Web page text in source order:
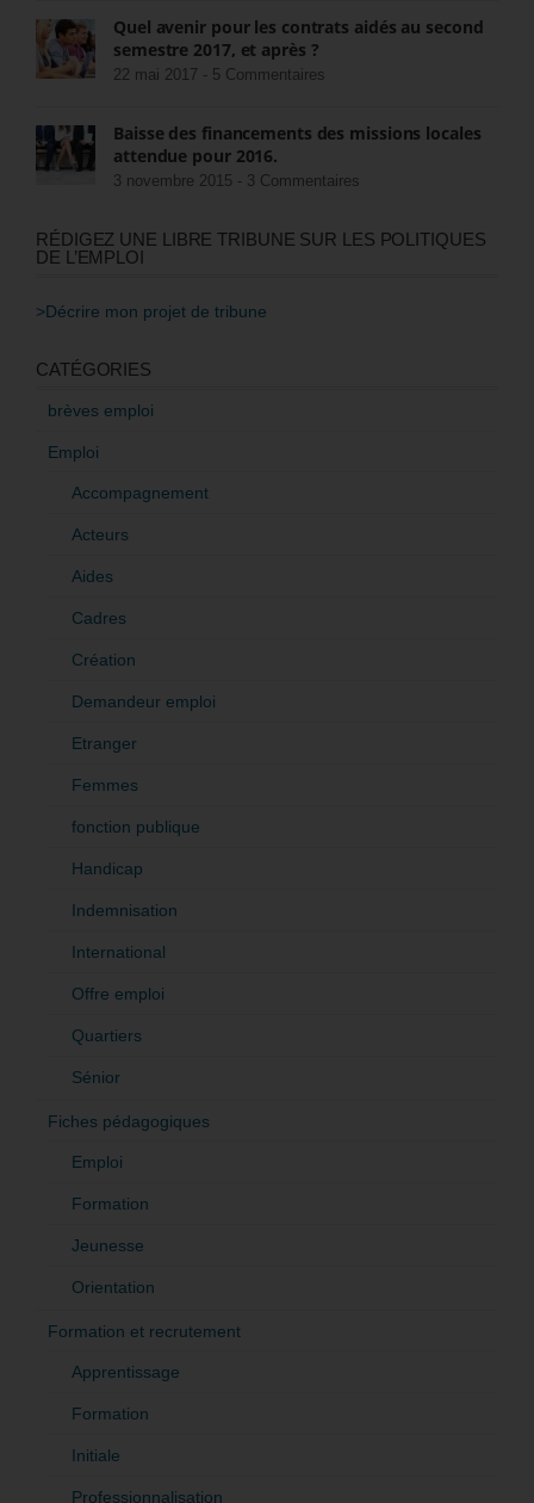
Quel avenir pour les contrats aidés au second
semestre 2017, et après ?
22 mai 2017 - 5 Commentaires
Baisse des financements des missions locales
attendue pour 2016.
3 novembre 2015 - 3 Commentaires
RÉDIGEZ UNE LIBRE TRIBUNE SUR LES POLITIQUES
DE L’EMPLOI
>Décrire mon projet de tribune
CATÉGORIES
brèves emploi
Emploi
Accompagnement
Acteurs
Aides
Cadres
Création
Demandeur emploi
Etranger
Femmes
fonction publique
Handicap
Indemnisation
International
Offre emploi
Quartiers
Sénior
Fiches pédagogiques
Emploi
Formation
Jeunesse
Orientation
Formation et recrutement
Apprentissage
Formation
Initiale
Professionnalisation